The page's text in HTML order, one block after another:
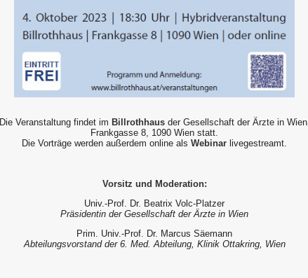
Die Veranstaltung findet im Billrothhausder Gesellschaft der Ärzte in Wien,
Frankgasse 8, 1090 Wien statt.
Die Vorträge werden außerdem online als Webinar livegestreamt.
Vorsitz und Moderation:
Univ.-Prof. Dr. Beatrix Volc-Platzer
Präsidentin der Gesellschaft der Ärzte in Wien
Prim. Univ.-Prof. Dr. Marcus Säemann
Abteilungsvorstand der 6. Med. Abteilung, Klinik Ottakring, Wien